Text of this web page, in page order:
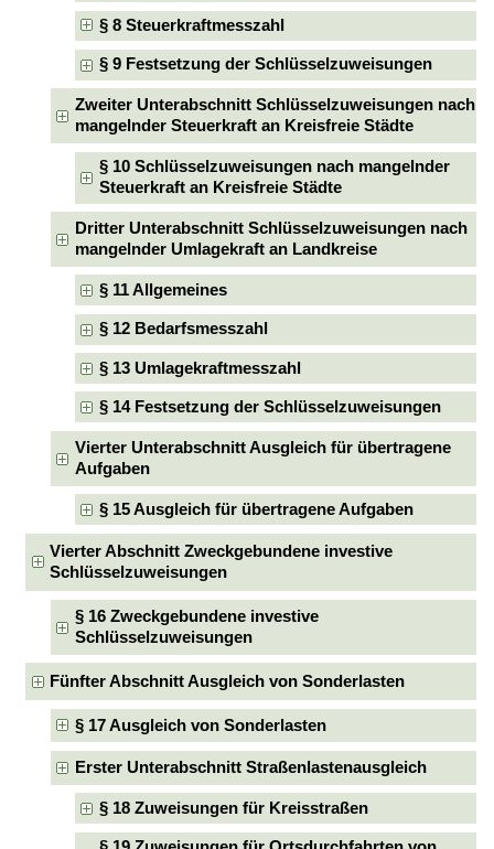
§ 8 Steuerkraftmesszahl
§ 9 Festsetzung der Schlüsselzuweisungen
Zweiter Unterabschnitt Schlüsselzuweisungen nach
mangelnder Steuerkraft an Kreisfreie Städte
§ 10 Schlüsselzuweisungen nach mangelnder
Steuerkraft an Kreisfreie Städte
Dritter Unterabschnitt Schlüsselzuweisungen nach
mangelnder Umlagekraft an Landkreise
§ 11 Allgemeines
§ 12 Bedarfsmesszahl
§ 13 Umlagekraftmesszahl
§ 14 Festsetzung der Schlüsselzuweisungen
Vierter Unterabschnitt Ausgleich für übertragene
Aufgaben
§ 15 Ausgleich für übertragene Aufgaben
Vierter Abschnitt Zweckgebundene investive
Schlüsselzuweisungen
§ 16 Zweckgebundene investive
Schlüsselzuweisungen
Fünfter Abschnitt Ausgleich von Sonderlasten
§ 17 Ausgleich von Sonderlasten
Erster Unterabschnitt Straßenlastenausgleich
§ 18 Zuweisungen für Kreisstraßen